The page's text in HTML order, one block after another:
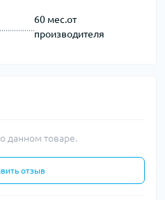
60 мес.от
производителя
данном товаре.
отзыв